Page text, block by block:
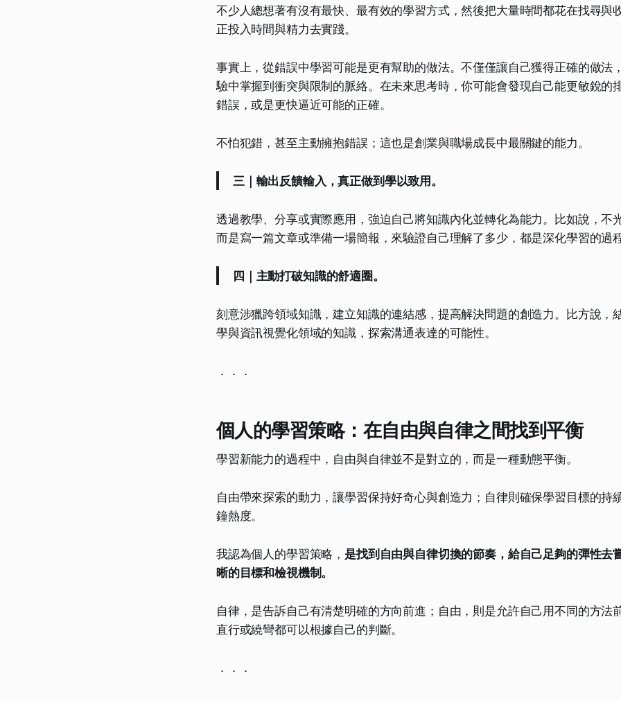
不少人總想著有沒有最快、最有效的學習方式，然後把大量時間都花在找尋與
正投入時間與精力去實踐。
事實上，從錯誤中學習可能是更有幫助的做法。不僅僅讓自己獲得正確的做法
驗中掌握到衝突與限制的脈絡。在未來思考時，你可能會發現自己能更敏銳的
錯誤，或是更快逼近可能的正確。
不怕犯錯，甚至主動擁抱錯誤；這也是創業與職場成長中最關鍵的能力。
三｜輸出反饋輸入，真正做到學以致用。
透過教學、分享或實際應用，強迫自己將知識內化並轉化為能力。比如說，不
而是寫一篇文章或準備一場簡報，來驗證自己理解了多少，都是深化學習的過
四｜主動打破知識的舒適圈。
刻意涉獵跨領域知識，建立知識的連結感，提高解決問題的創造力。比方說，
學與資訊視覺化領域的知識，探索溝通表達的可能性。
．．．
個人的學習策略：在自由與自律之間找到平衡
學習新能力的過程中，自由與自律並不是對立的，而是一種動態平衡。
自由帶來探索的動力，讓學習保持好奇心與創造力；自律則確保學習目標的持
鐘熱度。
我認為個人的學習策略， 是找到自由與自律切換的節奏，給自己足夠的彈性去
晰的目標和檢視機制。
自律，是告訴自己有清楚明確的方向前進；自由，則是允許自己用不同的方法
直行或繞彎都可以根據自己的判斷。
．．．